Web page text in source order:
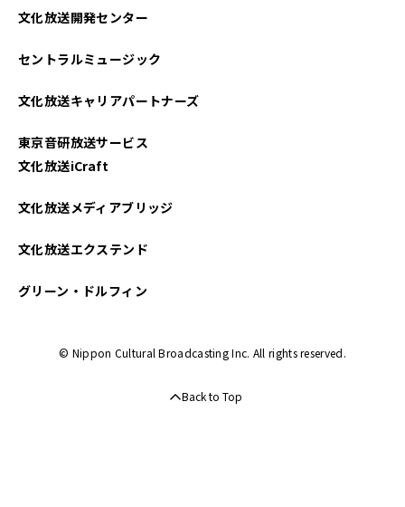
2024年11月
2024年10月
2024年09月
文化放送開発センター
セントラルミュージック
文化放送キャリアパートナーズ
東京音研放送サービス
文化放送iCraft
文化放送メディアブリッジ
文化放送エクステンド
グリーン・ドルフィン
© Nippon Cultural Broadcasting Inc. All rights reserved.
Back to Top